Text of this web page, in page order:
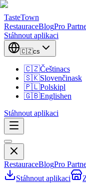
TasteTown
RestauraceBlogPro
Stáhnout aplikaci
🇨🇿cs
🇨🇿Češtinacs
🇸🇰Slovenčinask
🇵🇱Polskipl
🇬🇧Englishen
Stáhnout aplikaci
RestauraceBlogPro
Stáhnout aplikaci